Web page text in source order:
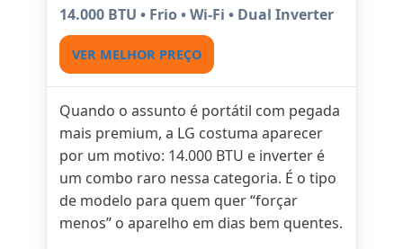
14.000 BTU • Frio • Wi-Fi • Dual Inverter
VER MELHOR PREÇO
Quando o assunto é portátil com pegada
mais premium, a LG costuma aparecer
por um motivo: 14.000 BTU e inverter é
um combo raro nessa categoria. É o tipo
de modelo para quem quer “forçar
menos” o aparelho em dias bem quentes.